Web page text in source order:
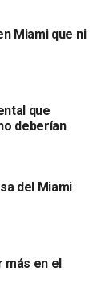
Miami que ni
que
deberían
del Miami
en el